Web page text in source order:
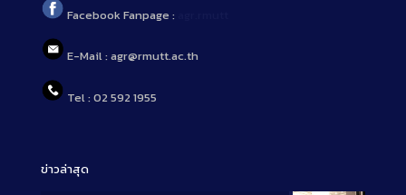
Facebook Fanpage :
E-Mail : agr@rmutt.ac.th
Tel : 02 592 1955
ข่าวล่าสุด